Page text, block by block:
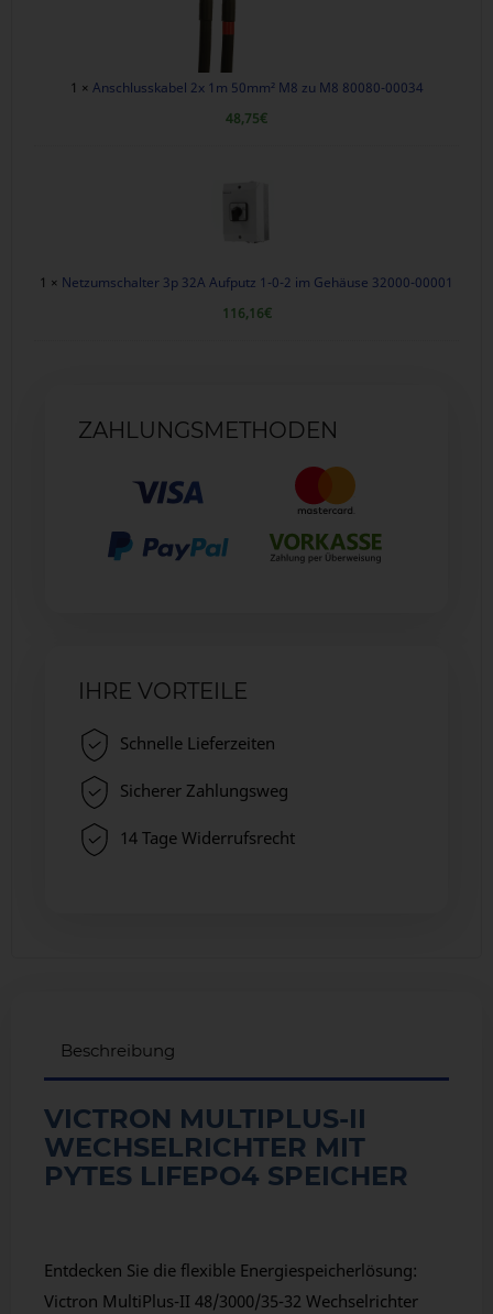
1 × Anschlusskabel 2x 1m 50mm² M8 zu M8 80080-00034
48,75€
1 × Netzumschalter 3p 32A Aufputz 1-0-2 im Gehäuse 32000-00001
116,16€
ZAHLUNGSMETHODEN
IHRE VORTEILE
Schnelle Lieferzeiten
Sicherer Zahlungsweg
14 Tage Widerrufsrecht
Beschreibung
VICTRON MULTIPLUS-II
WECHSELRICHTER MIT
PYTES LIFEPO4 SPEICHER
Entdecken Sie die flexible Energiespeicherlösung:
Victron MultiPlus-II 48/3000/35-32 Wechselrichter